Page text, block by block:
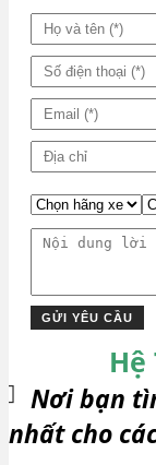
Hệ
Nơi bạn
nhất cho